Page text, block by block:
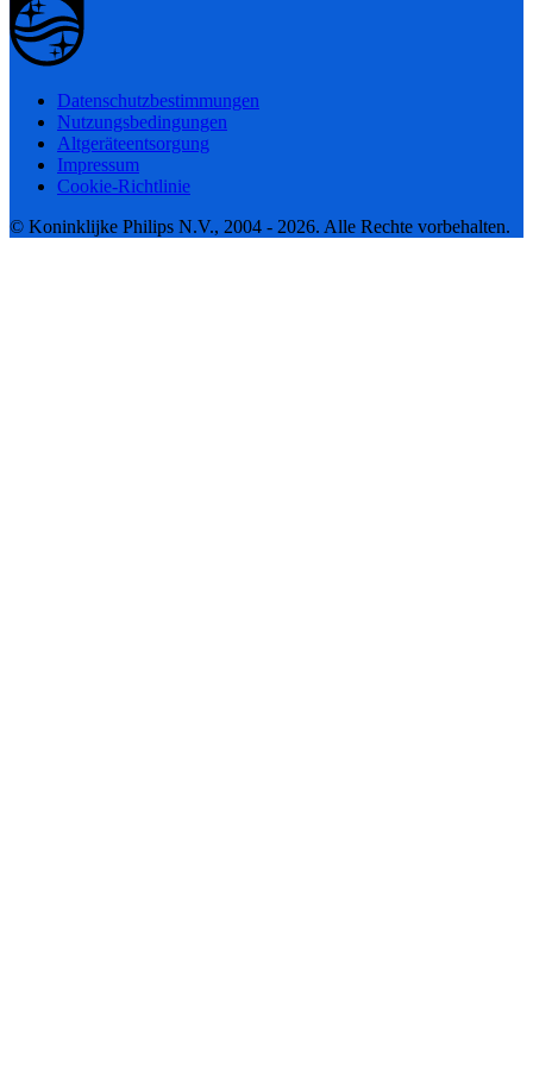
Datenschutzbestimmungen
Nutzungsbedingungen
Altgeräteentsorgung
Impressum
Cookie-Richtlinie
© Koninklijke Philips N.V., 2004 - 2026. Alle Rechte vorbehalten.